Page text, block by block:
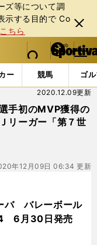
ズ等について調
⽰する⽬的で Co
ちら
閉じ
る
web Sportiva (webスポルティーバ)
検索
マイペ
ー
ジ
メニュ
ー 競馬 ゴ
報
手初のMVP獲得の
リーガー「第７世
2020.12.09更新
年12月09日 06:34 更新
バ バレーボール
6月30日発売